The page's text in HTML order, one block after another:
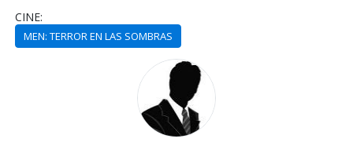
CINE:
MEN: TERROR EN LAS SOMBRAS